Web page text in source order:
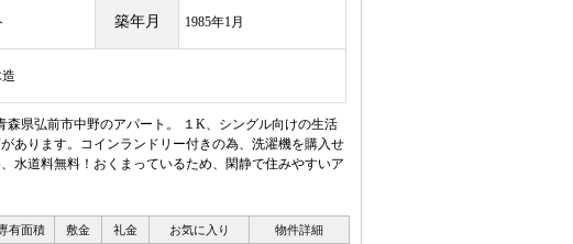
築年月 1985年1月
県弘前市中野のアパート。 １K、シングル向けの生活
あります。コインランドリー付きの為、洗濯機を購入せ
水道料無料！おくまっているため、閑静で住みやすいア
有面積 敷金 礼金 お気に入り 物件詳細